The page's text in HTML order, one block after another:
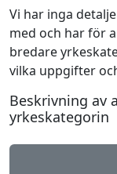
Vi har inga
med och har för
bredare
vilka uppgifter
Beskrivning av
yrkeskategorin